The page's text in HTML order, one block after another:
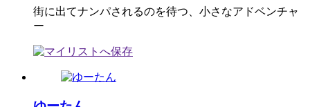
街に出てナンパされるのを待つ、小さなアドベンチャ
ー